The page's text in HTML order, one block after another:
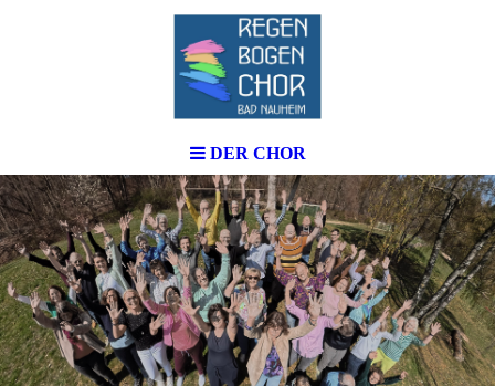
DER CHOR